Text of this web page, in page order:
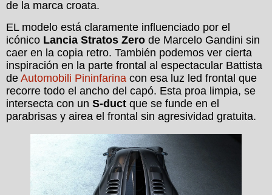
de la marca croata.
EL modelo está claramente influenciado por el
icónico Lancia Stratos Zero de Marcelo Gandini sin
caer en la copia retro. También podemos ver cierta
inspiración en la parte frontal al espectacular Battista
de Automobili Pininfarina con esa luz led frontal que
recorre todo el ancho del capó. Esta proa limpia, se
intersecta con un S-duct que se funde en el
parabrisas y airea el frontal sin agresividad gratuita.